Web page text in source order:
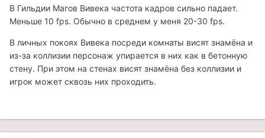
В Гильдии Магов Вивека частота кадров сильно падает.
Меньше 10 fps. Обычно в среднем у меня 20-30 fps.
В личных покоях Вивека посреди комнаты висят знамёна и
из-за коллизии персонаж упирается в них как в бетонную
стену. При этом на стенах висят знамёна без коллизии и
игрок может сквозь них проходить.